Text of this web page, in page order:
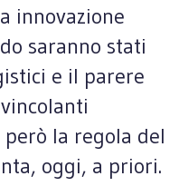
innovazione
saranno stati
e il parere
la regola del
oggi, a priori.